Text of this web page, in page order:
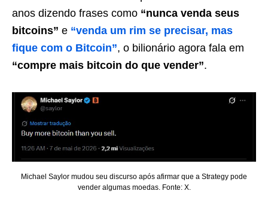
anos dizendo frases como “nunca venda seus
bitcoins” e “venda um rim se precisar, mas
fique com o Bitcoin”, o bilionário agora fala em
“compre mais bitcoin do que vender”.
Michael Saylor mudou seu discurso após afirmar que a Strategy pode
vender algumas moedas. Fonte: X.